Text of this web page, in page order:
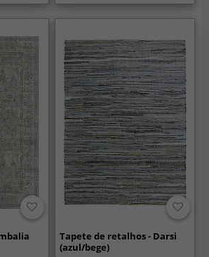
Tapete de retalhos - Darsi
(azul/bege)